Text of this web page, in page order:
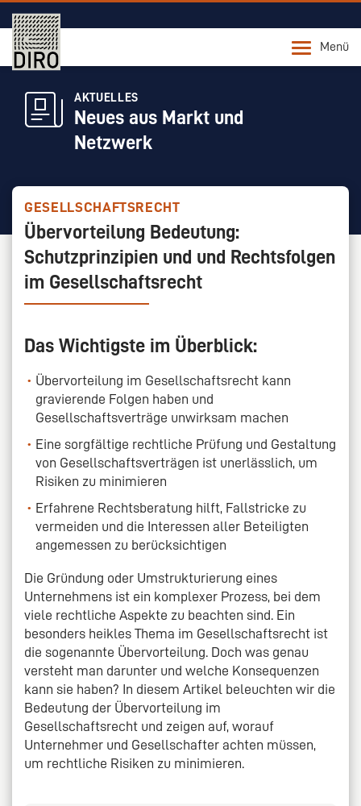
Menü
AKTUELLES
Neues aus Markt und
Netzwerk
GESELLSCHAFTSRECHT
Übervorteilung Bedeutung:
Schutzprinzipien und und Rechtsfolgen
im Gesellschaftsrecht
Das Wichtigste im Überblick:
Übervorteilung im Gesellschaftsrecht kann
gravierende Folgen haben und
Gesellschaftsverträge unwirksam machen
Eine sorgfältige rechtliche Prüfung und Gestaltung
von Gesellschaftsverträgen ist unerlässlich, um
Risiken zu minimieren
Erfahrene Rechtsberatung hilft, Fallstricke zu
vermeiden und die Interessen aller Beteiligten
angemessen zu berücksichtigen
Die Gründung oder Umstrukturierung eines
Unternehmens ist ein komplexer Prozess, bei dem
viele rechtliche Aspekte zu beachten sind. Ein
besonders heikles Thema im Gesellschaftsrecht ist
die sogenannte Übervorteilung. Doch was genau
versteht man darunter und welche Konsequenzen
kann sie haben? In diesem Artikel beleuchten wir die
Bedeutung der Übervorteilung im
Gesellschaftsrecht und zeigen auf, worauf
Unternehmer und Gesellschafter achten müssen,
um rechtliche Risiken zu minimieren.